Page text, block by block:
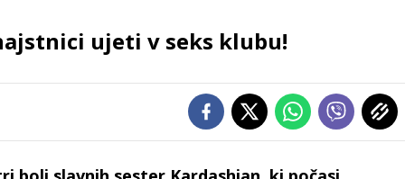
ujeti v seks klubu!